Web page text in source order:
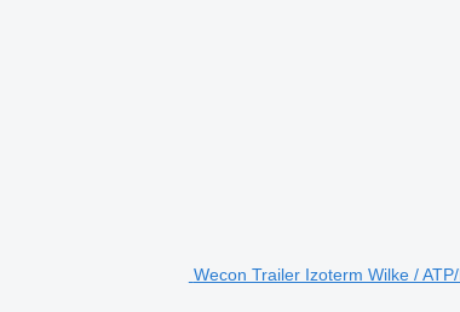
Wecon Trailer Izoterm Wilke /